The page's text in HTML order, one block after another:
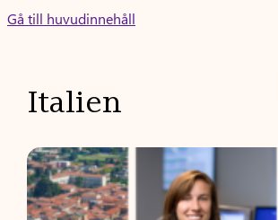
Skip
Gå till huvudinnehåll
Italien